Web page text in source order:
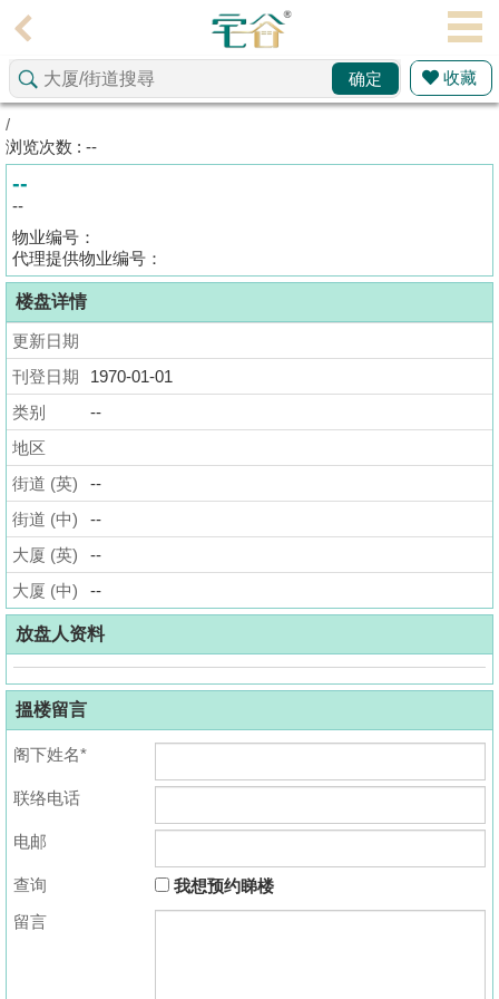
理
主
搵
成
交
业
主
放
盘
宅
谷
按
揭
地
产
博
客
地
产
闻
数
据
布
确定 收藏
/
浏览次数 : --
--
--
物业编号：
代理提供物业编号：
楼盘详情
更新日期
刊登日期
1970-01-01
类别
--
地区
街道 (英)
--
街道 (中)
--
大厦 (英)
--
大厦 (中)
--
放盘人资料
搵楼留言
阁下姓名*
联络电话
电邮
查询
我想预约睇楼
留言